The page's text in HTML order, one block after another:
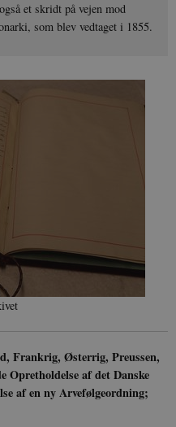
et skridt på vejen mod
som blev vedtaget i 1855.
Frankrig, Østerrig, Preussen,
Opretholdelse af det Danske
af en ny Arvefølgeordning;